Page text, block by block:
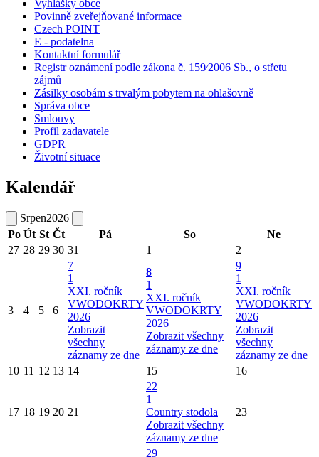
Vyhlášky obce
Povinně zveřejňované informace
Czech POINT
E - podatelna
Kontaktní formulář
Registr oznámení podle zákona č. 159⁄2006 Sb., o střetu
zájmů
Zásilky osobám s trvalým pobytem na ohlašovně
Správa obce
Smlouvy
Profil zadavatele
GDPR
Životní situace
Kalendář
Srpen2026
Po Út St Čt Pá So
Ne
27 28 29 30 31 1 2
3 4 5 6
7
1
XXI. ročník
VWODOKRTY
2026
Zobrazit
všechny
záznamy ze dne
8
1
XXI. ročník
VWODOKRTY
2026
Zobrazit všechny
záznamy ze dne
9
1
XXI. ročník
VWODOKRTY
2026
Zobrazit
všechny
záznamy ze dne
10 11 12 13 14 15 16
17 18 19 20 21
22
1
Country stodola
Zobrazit všechny
záznamy ze dne
23
29